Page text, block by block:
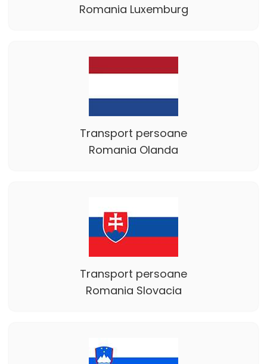
Romania Luxemburg
Transport persoane
Romania Olanda
Transport persoane
Romania Slovacia